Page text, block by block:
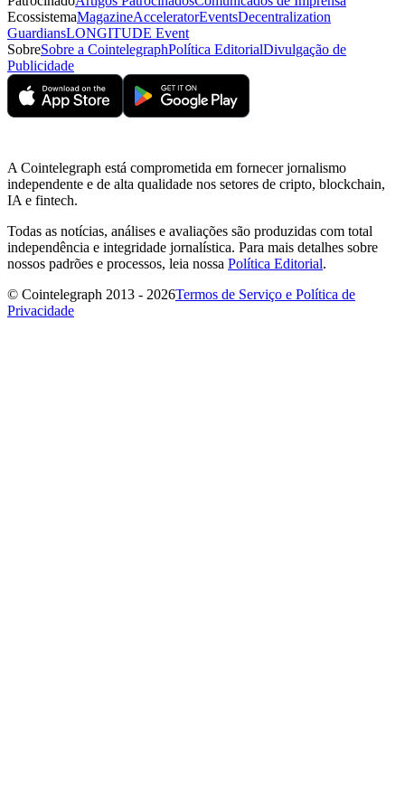
EcossistemaMagazineAcceleratorEventsDecentralization
GuardiansLONGITUDE Event
SobreSobre a CointelegraphPolítica EditorialDivulgação de
Publicidade
A Cointelegraph está comprometida em fornecer jornalismo
independente e de alta qualidade nos setores de cripto, blockchain,
IA e fintech.
Todas as notícias, análises e avaliações são produzidas com total
independência e integridade jornalística. Para mais detalhes sobre
nossos padrões e processos, leia nossa Política Editorial.
© Cointelegraph 2013 - 2026Termos de Serviço e Política de
Privacidade